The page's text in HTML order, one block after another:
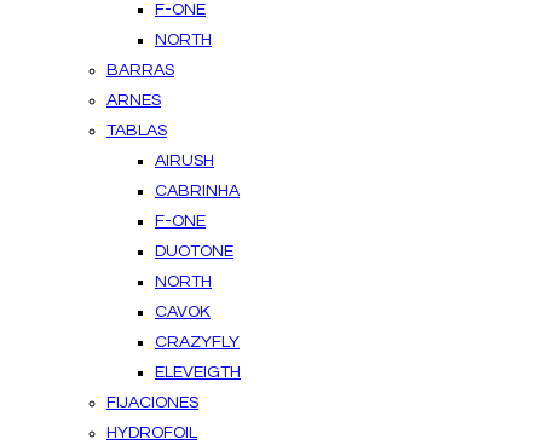
F-ONE
NORTH
BARRAS
ARNES
TABLAS
AIRUSH
CABRINHA
F-ONE
DUOTONE
NORTH
CAVOK
CRAZYFLY
ELEVEIGTH
FIJACIONES
HYDROFOIL